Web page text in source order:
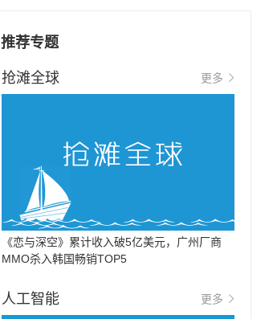
推荐专题
抢滩全球 更多
《恋与深空》累计收入破5亿美元，广州厂商
MMO杀入韩国畅销TOP5
人工智能 更多